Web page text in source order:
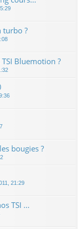
turbo ?
Bluemotion ?
bougies ?
21:29
TSI ...